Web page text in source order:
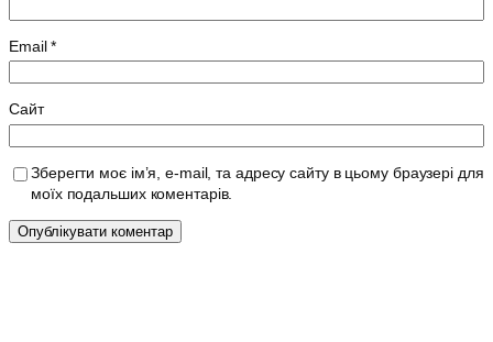
Email*
Сайт
Зберегти моє ім’я, e-mail, та адресу сайту в цьому браузері для
моїх подальших коментарів.